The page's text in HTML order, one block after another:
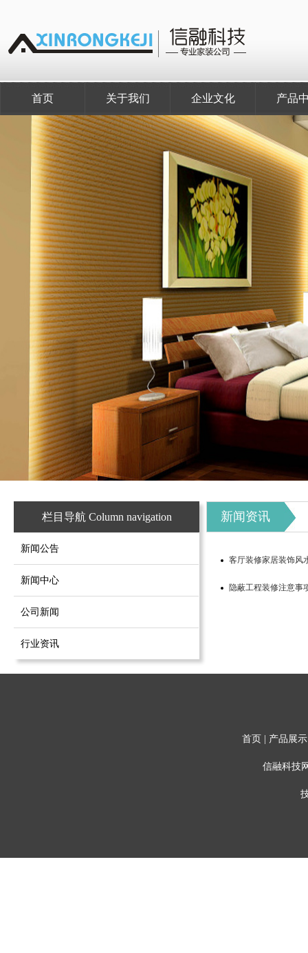
首页 关于我们 企业文化 产品
栏目导航 Column navigation
新闻公告
新闻中心
公司新闻
行业资讯
新闻资讯
客厅装修家居装饰风
隐蔽工程装修注意事
首页 产品展示
信融科技